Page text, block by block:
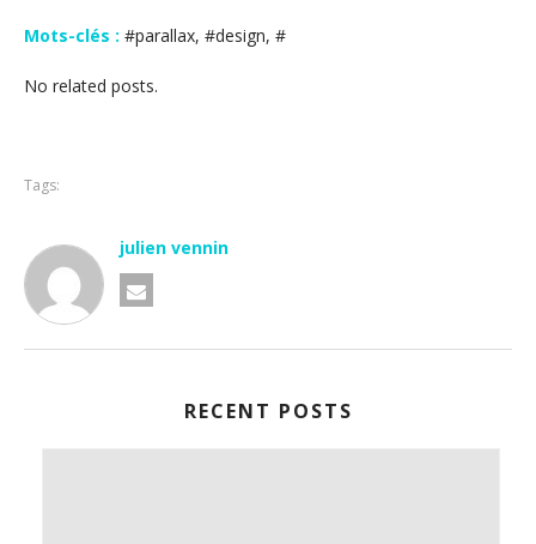
Mots-clés : #parallax, #design, #
No related posts.
Tags:
julien vennin
RECENT POSTS